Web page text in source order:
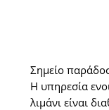
Σημείο
Η υπηρεσία
λιμάνι είναι